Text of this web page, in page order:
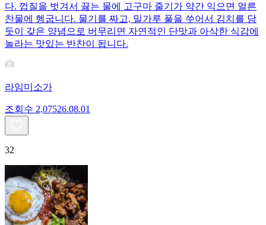
다. 껍질을 벗겨서 끓는 물에 고구마 줄기가 약간 익으면 얼른
찬물에 헹굽니다. 물기를 짜고, 밀가루 풀을 쑤어서 김치를 담
듯이 갖은 양념으로 버무리면 자연적인 단맛과 아삭한 식감에
놀라는 맛있는 반찬이 됩니다.
라임미소가
조회수 2,07526.08.01
32